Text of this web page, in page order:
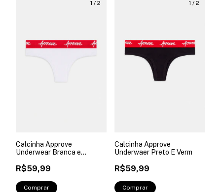
1 / 2
Calcinha Approve
Underwear Branca e
R$59,99
Comprar
1 / 2
Calcinha Approve
Underwaer Preto E Verm
R$59,99
Comprar